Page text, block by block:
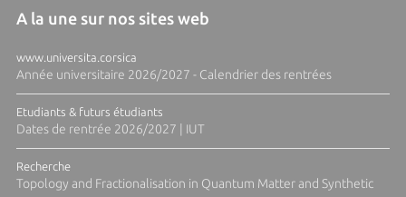
A la une sur nos sites web
www.universita.corsica
Année universitaire 2026/2027 - Calendrier des rentrées
Etudiants & futurs étudiants
Dates de rentrée 2026/2027 | IUT
Recherche
Topology and Fractionalisation in Quantum Matter and Synthetic